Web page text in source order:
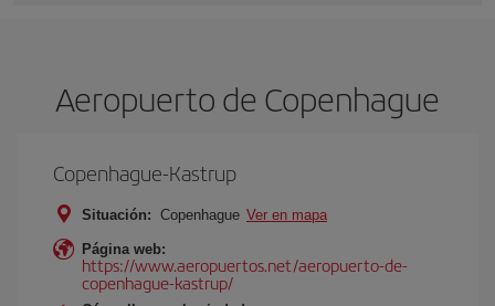
Aeropuerto de Copenhague
Copenhague-Kastrup
Situación: Copenhague Ver en mapa
Página web:
https://www.aeropuertos.net/aeropuerto-de-
copenhague-kastrup/